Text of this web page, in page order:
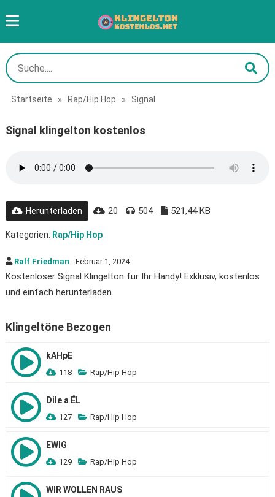
Startseite » Rap/Hip Hop » Signal
Signal klingelton kostenlos
Herunterladen 20 504 521,44 KB
Kategorien: Rap/Hip Hop
Ralf Friedman - Februar 1, 2024
Kostenloser Signal Klingelton für Ihr Handy! Exklusiv, kostenlos
und einfach herunterladen.
Klingeltöne Bezogen
kAHpE
118 Rap/Hip Hop
Dile a ÉL
127 Rap/Hip Hop
EWIG
129 Rap/Hip Hop
WIR WOLLEN RAUS